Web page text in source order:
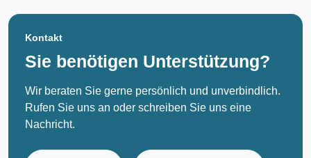
Kontakt
Sie benötigen Unterstützung?
Wir beraten Sie gerne persönlich und unverbindlich.
Rufen Sie uns an oder schreiben Sie uns eine
Nachricht.